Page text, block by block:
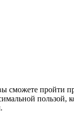
сможете пройти
пользой,